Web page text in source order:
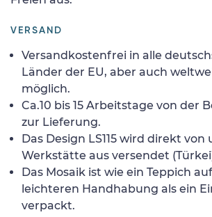
VERSAND
Versandkostenfrei in alle
Länder der EU, aber auch
möglich.
Ca.10 bis 15 Arbeitstage von der
zur Lieferung.
Das Design LS115 wird direkt von
Werkstätte aus versendet
Das Mosaik ist wie ein Teppich
leichteren Handhabung als ein
verpackt.